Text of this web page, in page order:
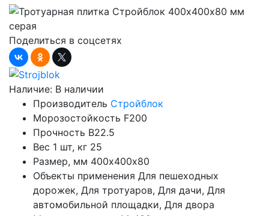
Поделиться в соцсетях
Наличие: В наличии
Производитель Стройблок
Морозостойкость F200
Прочность B22.5
Вес 1 шт, кг 25
Размер, мм 400х400х80
Объекты применения Для пешеходных
дорожек, Для тротуаров, Для дачи, Для
автомобильной площадки, Для двора